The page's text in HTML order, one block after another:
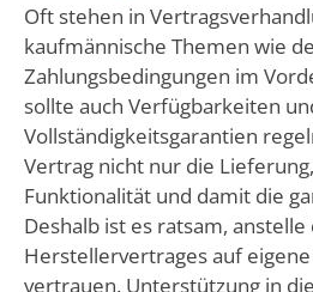
Oft stehen in
kaufmännische Themen wie
Zahlungsbedingungen im
sollte auch Verfügbarkeiten
Vollständigkeitsgarantien
Vertrag nicht nur die
Funktionalität und damit die
Deshalb ist es ratsam, anstelle
Herstellervertrages auf
vertrauen. Unterstützung in